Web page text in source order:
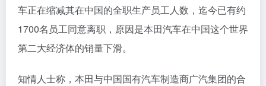
车正在缩减其在中国的全职生产员工人数，迄今已有约
1700名员工同意离职，原因是本田汽车在中国这个世界
第二大经济体的销量下滑。
知情人士称，本田与中国国有汽车制造商广汽集团的合